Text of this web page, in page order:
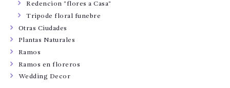
Redencion "flores a Casa"
Tripode floral funebre
Otras Ciudades
Plantas Naturales
Ramos
Ramos en floreros
Wedding Decor